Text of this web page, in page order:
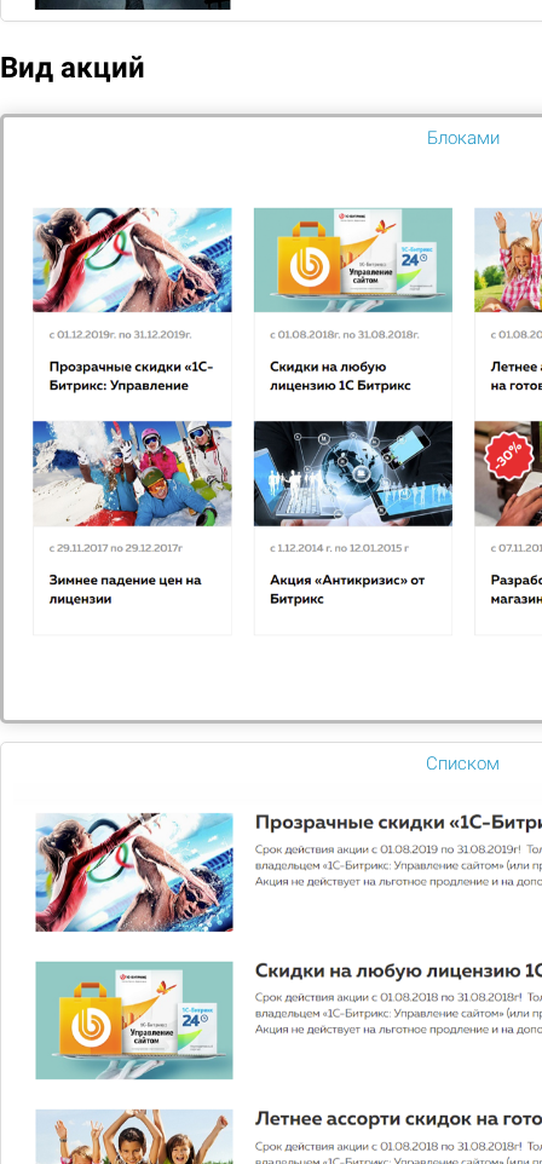
Вид акций
Блоками
Списком
Мегаплан: тариф "CRM: клиенты и продажи"
Зарегистрируйте свою компанию и оцените все
преимущества работы в CRM Мегаплан. Для перехода
на другую редакцию достаточно оплатить разницу в
цене
8 250